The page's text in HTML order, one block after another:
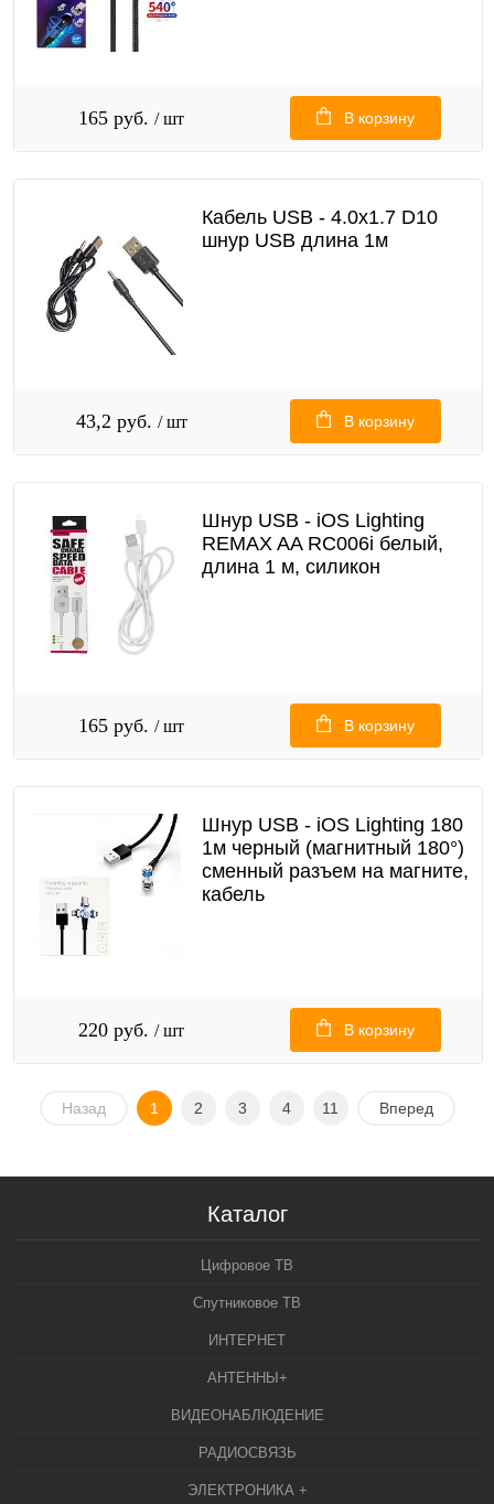
165 руб. / шт В корзину
Кабель USB - 4.0x1.7 D10
шнур USB длина 1м
43,2 руб. / шт В корзину
Шнур USB - iOS Lighting
REMAX AA RC006i белый,
длина 1 м, силикон
165 руб. / шт В корзину
Шнур USB - iOS Lighting 180
1м черный (магнитный 180°)
сменный разъем на магните,
кабель
220 руб. / шт В корзину
Назад 1 2 3 4 11 Вперед
Каталог
Цифровое ТВ
Спутниковое ТВ
ИНТЕРНЕТ
АНТЕННЫ+
ВИДЕОНАБЛЮДЕНИЕ
РАДИОСВЯЗЬ
ЭЛЕКТРОНИКА +